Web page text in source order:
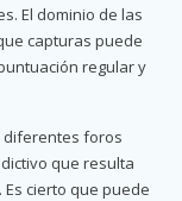
El dominio de las
capturas puede
regular y
diferentes foros
que resulta
cierto que puede